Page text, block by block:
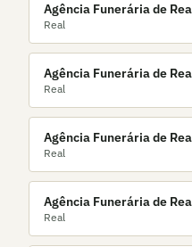
Agência Funerária de
Real
Agência Funerária de
Real
Agência Funerária de
Real
Agência Funerária de
Real